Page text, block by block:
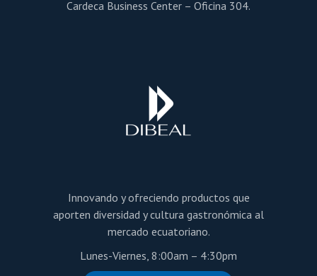
Cardeca Business Center – Oficina 304.
Innovando y ofreciendo productos que
aporten diversidad y cultura gastronómica al
mercado ecuatoriano.
Lunes-Viernes, 8:00am – 4:30pm